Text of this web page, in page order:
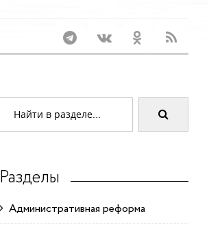
Разделы
Административная реформа